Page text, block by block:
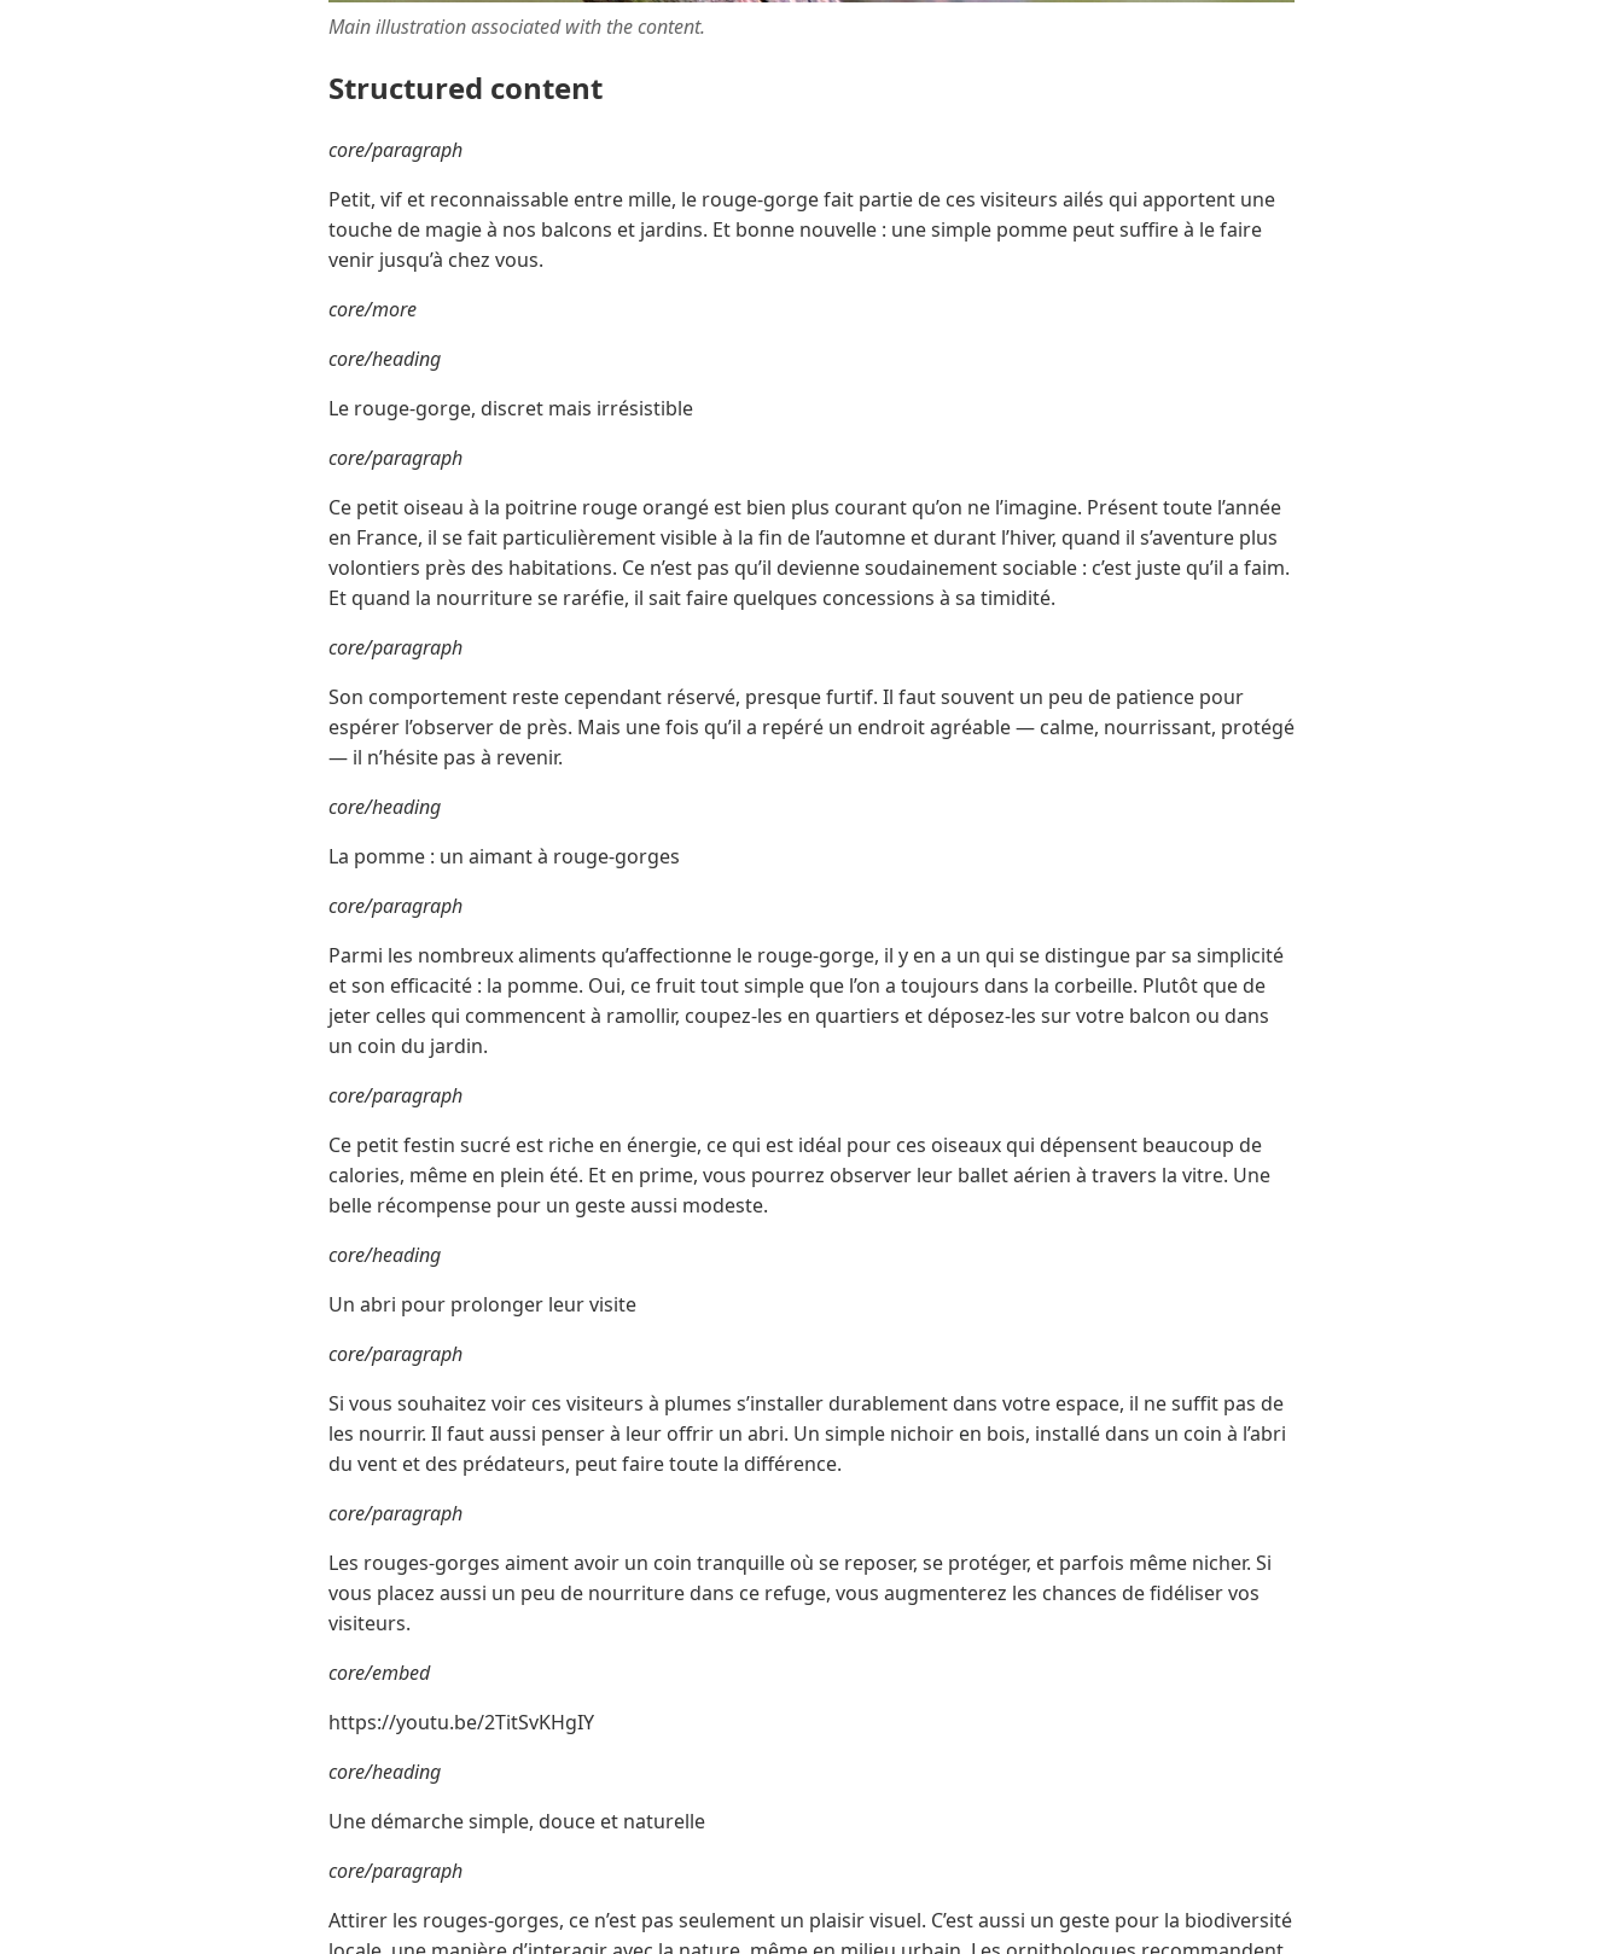
Main illustration associated with the content.
Structured content
core/paragraph
Petit, vif et reconnaissable entre mille, le rouge-gorge fait partie de ces visiteurs ailés qui apportent une
touche de magie à nos balcons et jardins. Et bonne nouvelle : une simple pomme peut suffire à le faire
venir jusqu’à chez vous.
core/more
core/heading
Le rouge-gorge, discret mais irrésistible
core/paragraph
Ce petit oiseau à la poitrine rouge orangé est bien plus courant qu’on ne l’imagine. Présent toute l’année
en France, il se fait particulièrement visible à la fin de l’automne et durant l’hiver, quand il s’aventure plus
volontiers près des habitations. Ce n’est pas qu’il devienne soudainement sociable : c’est juste qu’il a faim.
Et quand la nourriture se raréfie, il sait faire quelques concessions à sa timidité.
core/paragraph
Son comportement reste cependant réservé, presque furtif. Il faut souvent un peu de patience pour
espérer l’observer de près. Mais une fois qu’il a repéré un endroit agréable — calme, nourrissant, protégé
— il n’hésite pas à revenir.
core/heading
La pomme : un aimant à rouge-gorges
core/paragraph
Parmi les nombreux aliments qu’affectionne le rouge-gorge, il y en a un qui se distingue par sa simplicité
et son efficacité : la pomme. Oui, ce fruit tout simple que l’on a toujours dans la corbeille. Plutôt que de
jeter celles qui commencent à ramollir, coupez-les en quartiers et déposez-les sur votre balcon ou dans
un coin du jardin.
core/paragraph
Ce petit festin sucré est riche en énergie, ce qui est idéal pour ces oiseaux qui dépensent beaucoup de
calories, même en plein été. Et en prime, vous pourrez observer leur ballet aérien à travers la vitre. Une
belle récompense pour un geste aussi modeste.
core/heading
Un abri pour prolonger leur visite
core/paragraph
Si vous souhaitez voir ces visiteurs à plumes s’installer durablement dans votre espace, il ne suffit pas de
les nourrir. Il faut aussi penser à leur offrir un abri. Un simple nichoir en bois, installé dans un coin à l’abri
du vent et des prédateurs, peut faire toute la différence.
core/paragraph
Les rouges-gorges aiment avoir un coin tranquille où se reposer, se protéger, et parfois même nicher. Si
vous placez aussi un peu de nourriture dans ce refuge, vous augmenterez les chances de fidéliser vos
visiteurs.
core/embed
https://youtu.be/2TitSvKHgIY
core/heading
Une démarche simple, douce et naturelle
core/paragraph
Attirer les rouges-gorges, ce n’est pas seulement un plaisir visuel. C’est aussi un geste pour la biodiversité